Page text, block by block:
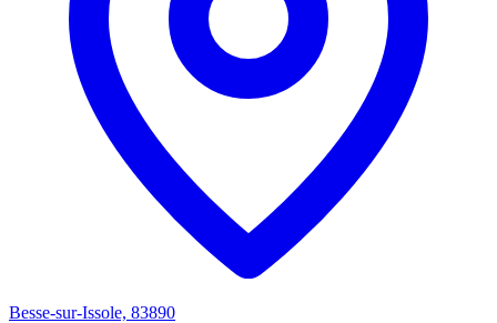
Besse-sur-Issole, 83890